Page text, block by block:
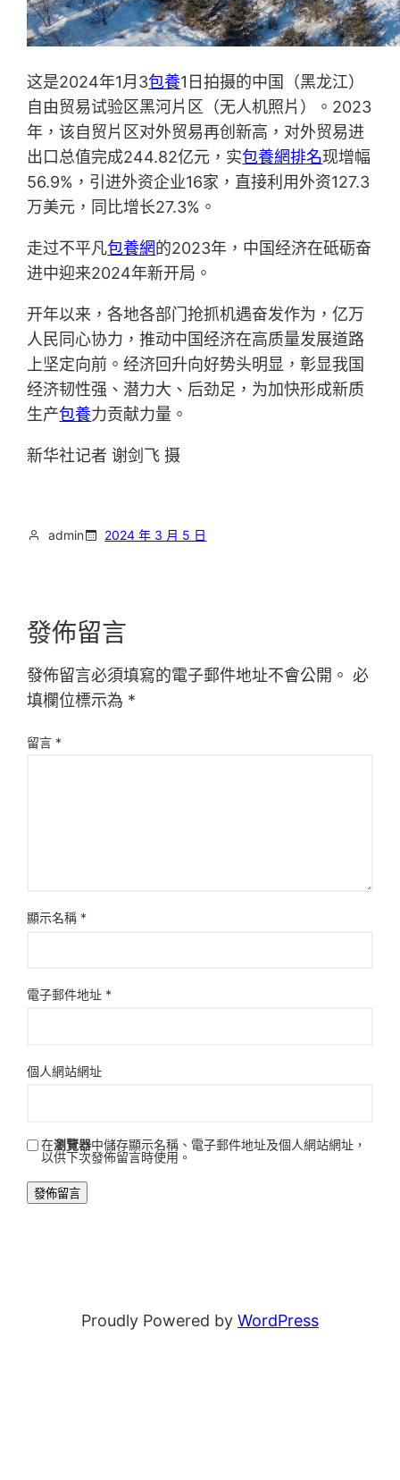
这是2024年1月3包養1日拍摄的中国（黑龙江）
自由贸易试验区黑河片区（无人机照片）。2023
年，该自贸片区对外贸易再创新高，对外贸易进
出口总值完成244.82亿元，实包養網排名现增幅
56.9%，引进外资企业16家，直接利用外资127.3
万美元，同比增长27.3%。
走过不平凡包養網的2023年，中国经济在砥砺奋
进中迎来2024年新开局。
开年以来，各地各部门抢抓机遇奋发作为，亿万
人民同心协力，推动中国经济在高质量发展道路
上坚定向前。经济回升向好势头明显，彰显我国
经济韧性强、潜力大、后劲足，为加快形成新质
生产包養力贡献力量。
新华社记者 谢剑飞 摄
admin 2024 年 3 月 5 日
發佈留言
發佈留言必須填寫的電子郵件地址不會公開。 必
填欄位標示為 *
留言 *
顯示名稱 *
電子郵件地址 *
個人網站網址
在瀏覽器中儲存顯示名稱、電子郵件地址及個人網站網址，
以供下次發佈留言時使用。
Proudly Powered by WordPress